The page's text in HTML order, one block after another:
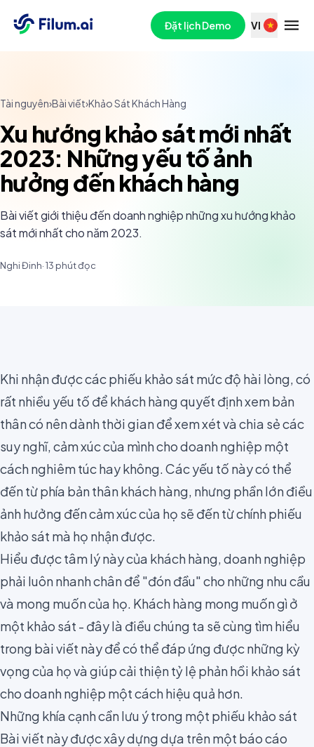
Đặt lịch Demo VI
Tài nguyên›Bài viết›Khảo Sát Khách Hàng
Xu hướng khảo sát mới nhất
2023: Những yếu tố ảnh
hưởng đến khách hàng
Bài viết giới thiệu đến doanh nghiệp những xu hướng khảo
sát mới nhất cho năm 2023.
Nghi Đinh·13 phút đọc
Khi nhận đượccác phiếu khảo sát mức độ hài lòng, có
rất nhiều yếu tố để khách hàng quyết định xem bản
thân có nên dành thời gian để xem xét và chia sẻ các
suy nghĩ, cảm xúc của mình cho doanh nghiệp một
cách nghiêm túc hay không. Các yếu tố này có thể
đến từ phía bản thân khách hàng, nhưng phần lớn điều
ảnh hưởng đến cảm xúc của họ sẽ đến từ chính phiếu
khảo sát mà họ nhận được.
Hiểu được tâm lý này của khách hàng, doanh nghiệp
phải luôn nhanh chân để "đón đầu" cho những nhu cầu
và mong muốn của họ. Khách hàng mong muốn gì ở
một khảo sát - đây là điều chúng ta sẽ cùng tìm hiểu
trong bài viết này để có thể đáp ứng được những kỳ
vọng của họ và giúpcải thiện tỷ lệ phản hồi khảo sát
cho doanh nghiệp một cách hiệu quả hơn.
Những khía cạnh cần lưu ý trong một phiếu khảo sát
Bài viết này được xây dựng dựa trên một báo cáo